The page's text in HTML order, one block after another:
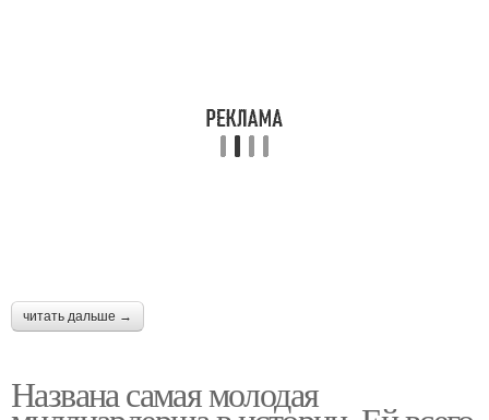
читать дальше →
Названа самая молодая